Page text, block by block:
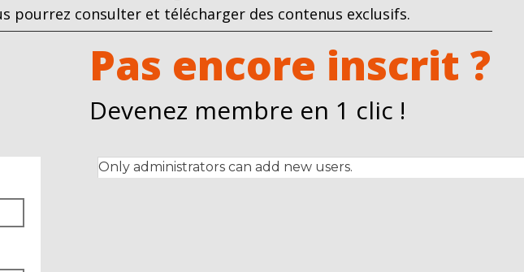
pourrez consulter et télécharger des contenus exclusifs.
Pas encore inscrit ?
Devenez membre en 1 clic !
Only administrators can add new users.